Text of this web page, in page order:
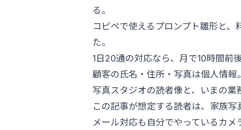
る。
コピペで使えるプロンプト雛形と
た。
1日20通の対応なら、月で10時間前
顧客の氏名・住所・写真は個人情報
写真スタジオの読者像と、いまの業
この記事が想定する読者は、家族
メール対応も自分でやっているカ